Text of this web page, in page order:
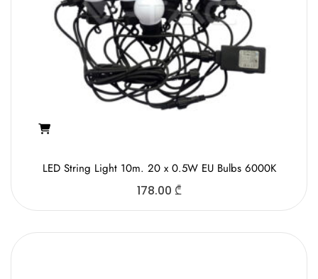
LED String Light 10m. 20 x 0.5W EU Bulbs 6000K
178.00 ₾